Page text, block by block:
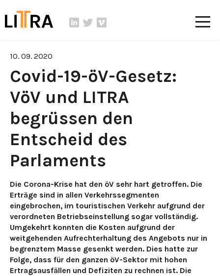
10. 09. 2020
Covid-19-öV-Gesetz:
VöV und LITRA
begrüssen den
Entscheid des
Parlaments
Die Corona-Krise hat den öV sehr hart getroffen. Die
Erträge sind in allen Verkehrssegmenten
eingebrochen, im touristischen Verkehr aufgrund der
verordneten Betriebseinstellung sogar vollständig.
Umgekehrt konnten die Kosten aufgrund der
weitgehenden Aufrechterhaltung des Angebots nur in
begrenztem Masse gesenkt werden. Dies hatte zur
Folge, dass für den ganzen öV-Sektor mit hohen
Ertragsausfällen und Defiziten zu rechnen ist. Die